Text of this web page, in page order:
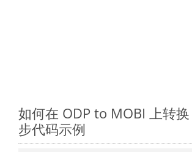
如何在 ODP to MOBI 上转
步代码示例